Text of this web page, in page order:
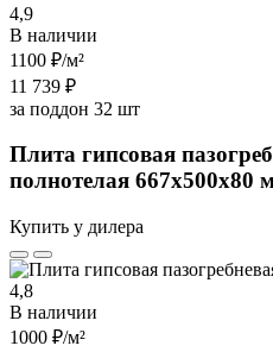
4,9
В наличии
1100 ₽/м²
11 739 ₽
за поддон 32 шт
Плита гипсовая
полнотелая 667х500х80
Купить у дилера
4,8
В наличии
1000 ₽/м²